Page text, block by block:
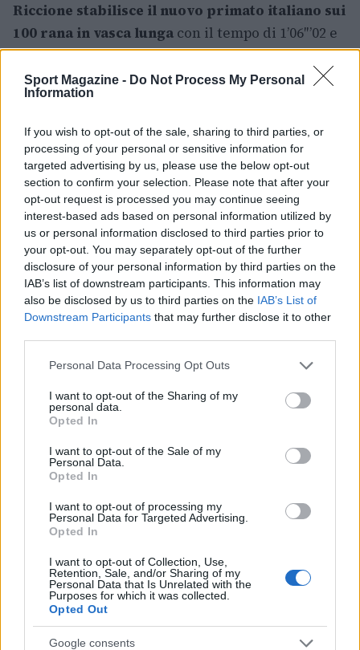
Sport Magazine - Do Not Process My Personal
Information
If you wish to opt-out of the sale, sharing to third parties, or
processing of your personal or sensitive information for
targeted advertising by us, please use the below opt-out
section to confirm your selection. Please note that after your
opt-out request is processed you may continue seeing
interest-based ads based on personal information utilized by
us or personal information disclosed to third parties prior to
your opt-out. You may separately opt-out of the further
disclosure of your personal information by third parties on the
IAB’s list of downstream participants. This information may
also be disclosed by us to third parties on the IAB’s List of
Downstream Participants that may further disclose it to other
Please note that this website/app uses one or more Google
not limited to your visit or usage behaviour. You may click to
grant or deny consent to Google and its third-party tags to
use your data for below specified purposes in below Google
consent section.
Personal Data Processing Opt Outs
I want to opt-out of the Sharing of my
personal data.
Opted In
I want to opt-out of the Sale of my
Personal Data.
Opted In
I want to opt-out of processing my
Personal Data for Targeted Advertising.
Opted In
I want to opt-out of Collection, Use,
Retention, Sale, and/or Sharing of my
Personal Data that Is Unrelated with the
Purposes for which it was collected.
Opted Out
Google consents
Riccione stabilisce il nuovo primato italiano sui
100 rana in vasca lunga con il tempo di 1’06″’02 e
ottiene il pass per i Giochi di Tokyo.
Andrea Medda
Continua a leggere
ALTRI SPORT